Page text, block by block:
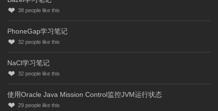
38 people like this
PhoneGap学习笔记
32 people like this
NaCl学习笔记
32 people like this
使用Oracle Java Mission Control监控JVM运行状态
29 people like this